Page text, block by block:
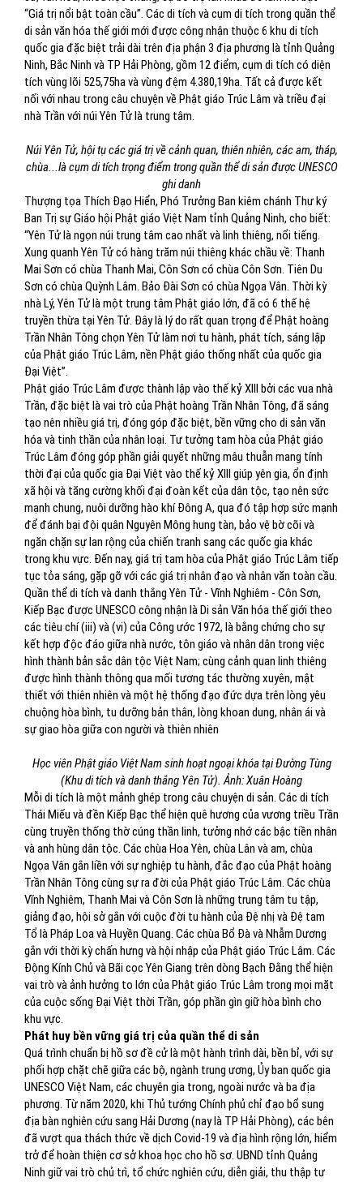
“Giá trị nổi bật toàn cầu”. Các di tích và cụm di tích trong quần thể
di sản văn hóa thế giới mới được công nhận thuộc 6 khu di tích
quốc gia đặc biệt trải dài trên địa phận 3 địa phương là tỉnh Quảng
Ninh, Bắc Ninh và TP Hải Phòng, gồm 12 điểm, cụm di tích có diện
tích vùng lõi 525,75ha và vùng đệm 4.380,19ha. Tất cả được kết
nối với nhau trong câu chuyện về Phật giáo Trúc Lâm và triều đại
nhà Trần với núi Yên Tử là trung tâm.
Núi Yên Tử, hội tụ các giá trị về cảnh quan, thiên nhiên, các am, tháp,
chùa...là cụm di tích trọng điểm trong quần thể di sản được UNESCO
ghi danh
Thượng tọa Thích Đạo Hiển, Phó Trưởng Ban kiêm chánh Thư ký
Ban Trị sự Giáo hội Phật giáo Việt Nam tỉnh Quảng Ninh, cho biết:
“Yên Tử là ngọn núi trung tâm cao nhất và linh thiêng, nổi tiếng.
Xung quanh Yên Tử có hàng trăm núi thiêng khác chầu về: Thanh
Mai Sơn có chùa Thanh Mai, Côn Sơn có chùa Côn Sơn. Tiên Du
Sơn có chùa Quỳnh Lâm. Bảo Đài Sơn có chùa Ngọa Vân. Thời kỳ
nhà Lý, Yên Tử là một trung tâm Phật giáo lớn, đã có 6 thế hệ
truyền thừa tại Yên Tử. Đây là lý do rất quan trọng để Phật hoàng
Trần Nhân Tông chọn Yên Tử làm nơi tu hành, phát tích, sáng lập
của Phật giáo Trúc Lâm, nền Phật giáo thống nhất của quốc gia
Đại Việt”.
Phật giáo Trúc Lâm được thành lập vào thế kỷ XIII bởi các vua nhà
Trần, đặc biệt là vai trò của Phật hoàng Trần Nhân Tông, đã sáng
tạo nên nhiều giá trị, đóng góp đặc biệt, bền vững cho di sản văn
hóa và tinh thần của nhân loại. Tư tưởng tam hòa của Phật giáo
Trúc Lâm đóng góp phần giải quyết những mâu thuẫn mang tính
thời đại của quốc gia Đại Việt vào thế kỷ XIII giúp yên gia, ổn định
xã hội và tăng cường khối đại đoàn kết của dân tộc, tạo nên sức
mạnh chung, nuôi dưỡng hào khí Đông A, qua đó tập hợp sức mạnh
để đánh bại đội quân Nguyên Mông hung tàn, bảo vệ bờ cõi và
ngăn chặn sự lan rộng của chiến tranh sang các quốc gia khác
trong khu vực. Đến nay, giá trị tam hòa của Phật giáo Trúc Lâm tiếp
tục tỏa sáng, gặp gỡ với các giá trị nhân đạo và nhân văn toàn cầu.
Quần thể di tích và danh thắng Yên Tử - Vĩnh Nghiêm - Côn Sơn,
Kiếp Bạc được UNESCO công nhận là Di sản Văn hóa thế giới theo
các tiêu chí (iii) và (vi) của Công ước 1972, là bằng chứng cho sự
kết hợp độc đáo giữa nhà nước, tôn giáo và nhân dân trong việc
hình thành bản sắc dân tộc Việt Nam; cùng cảnh quan linh thiêng
được hình thành thông qua mối tương tác thường xuyên, mật
thiết với thiên nhiên và một hệ thống đạo đức dựa trên lòng yêu
chuộng hòa bình, tu dưỡng bản thân, lòng khoan dung, nhân ái và
sự giao hòa giữa con người và thiên nhiên
Học viên Phật giáo Việt Nam sinh hoạt ngoại khóa tại Đường Tùng
(Khu di tích và danh thắng Yên Tử). Ảnh: Xuân Hoàng
Mỗi di tích là một mảnh ghép trong câu chuyện di sản. Các di tích
Thái Miếu và đền Kiếp Bạc thể hiện quê hương của vương triều Trần
cùng truyền thống thờ cúng thần linh, tưởng nhớ các bậc tiền nhân
và anh hùng dân tộc. Các chùa Hoa Yên, chùa Lân và am, chùa
Ngọa Vân gắn liền với sự nghiệp tu hành, đắc đạo của Phật hoàng
Trần Nhân Tông cùng sự ra đời của Phật giáo Trúc Lâm. Các chùa
Vĩnh Nghiêm, Thanh Mai và Côn Sơn là những trung tâm tu tập,
giảng đạo, hội sở gắn với cuộc đời tu hành của Đệ nhị và Đệ tam
Tổ là Pháp Loa và Huyền Quang. Các chùa Bổ Đà và Nhẫm Dương
gắn với thời kỳ chấn hưng và hội nhập của Phật giáo Trúc Lâm. Các
Động Kính Chủ và Bãi cọc Yên Giang trên dòng Bạch Đằng thể hiện
vai trò và ảnh hưởng to lớn của Phật giáo Trúc Lâm trong mọi mặt
của cuộc sống Đại Việt thời Trần, góp phần gìn giữ hòa bình cho
khu vực.
Phát huy bền vững giá trị của quần thể di sản
Quá trình chuẩn bị hồ sơ đề cử là một hành trình dài, bền bỉ, với sự
phối hợp chặt chẽ giữa các bộ, ngành trung ương, Ủy ban quốc gia
UNESCO Việt Nam, các chuyên gia trong, ngoài nước và ba địa
phương. Từ năm 2020, khi Thủ tướng Chính phủ chỉ đạo bổ sung
địa bàn nghiên cứu sang Hải Dương (nay là TP Hải Phòng), các bên
đã vượt qua thách thức về dịch Covid-19 và địa hình rộng lớn, hiểm
trở để hoàn thiện cơ sở khoa học cho hồ sơ. UBND tỉnh Quảng
Ninh giữ vai trò chủ trì, tổ chức nghiên cứu, diễn giải, thu thập tư